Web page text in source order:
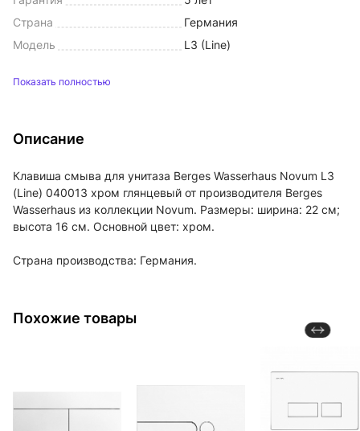
Страна
Германия
Модель
L3 (Line)
Показать полностью
Описание
Клавиша смыва для унитаза Berges Wasserhaus Novum L3
(Line) 040013 хром глянцевый от производителя Berges
Wasserhaus из коллекции Novum. Размеры: ширина: 22 см;
высота 16 см. Основной цвет: хром.
Страна производства: Германия.
Похожие товары